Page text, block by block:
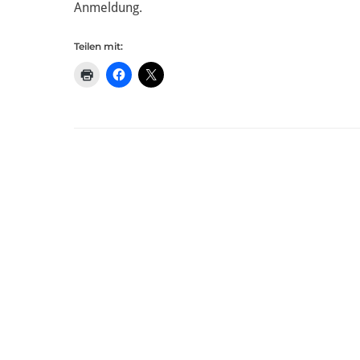
Anmeldung.
Teilen mit: